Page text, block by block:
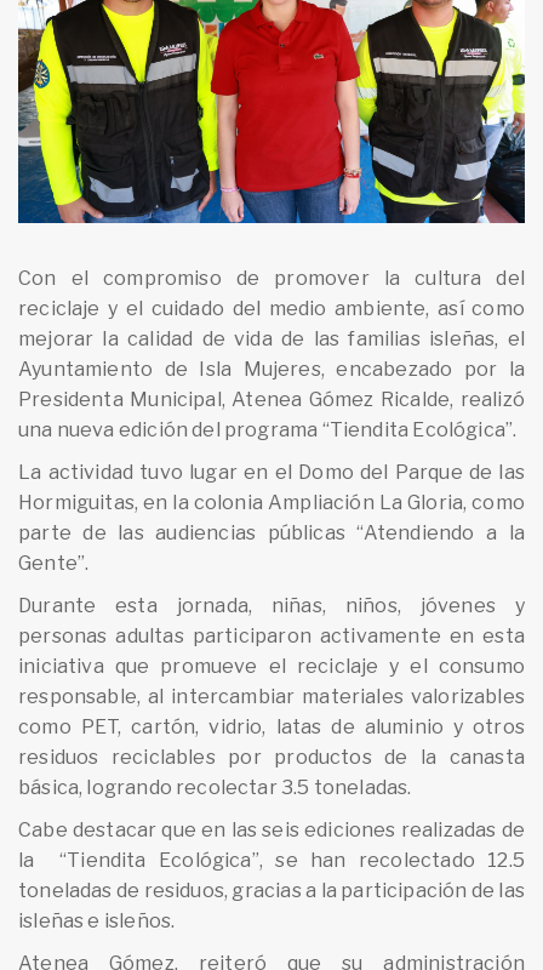
Con el compromiso de promover la cultura del
reciclaje y el cuidado del medio ambiente, así como
mejorar la calidad de vida de las familias isleñas, el
Ayuntamiento de Isla Mujeres, encabezado por la
Presidenta Municipal, Atenea Gómez Ricalde, realizó
una nueva edición del programa “Tiendita Ecológica”.
La actividad tuvo lugar en el Domo del Parque de las
Hormiguitas, en la colonia Ampliación La Gloria, como
parte de las audiencias públicas “Atendiendo a la
Gente”.
Durante esta jornada, niñas, niños, jóvenes y
personas adultas participaron activamente en esta
iniciativa que promueve el reciclaje y el consumo
responsable, al intercambiar materiales valorizables
como PET, cartón, vidrio, latas de aluminio y otros
residuos reciclables por productos de la canasta
básica, logrando recolectar 3.5 toneladas.
Cabe destacar que en las seis ediciones realizadas de
la “Tiendita Ecológica”, se han recolectado 12.5
toneladas de residuos, gracias a la participación de las
isleñas e isleños.
Atenea Gómez, reiteró que su administración